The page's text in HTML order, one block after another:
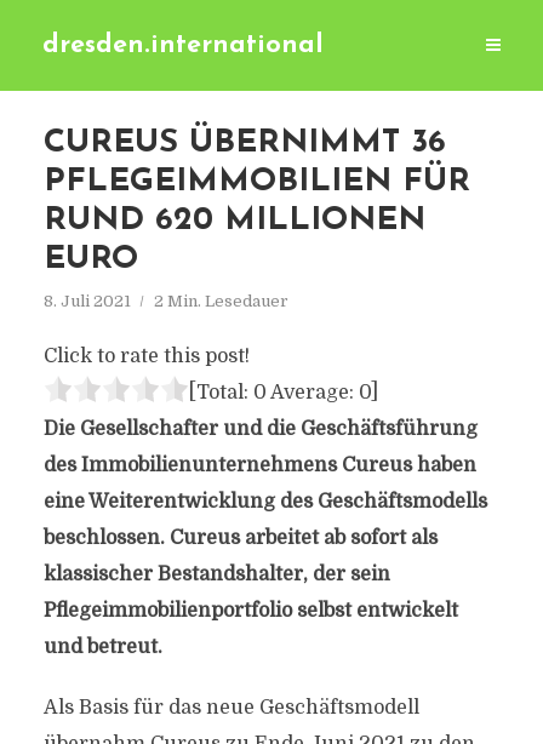
dresden.international
CUREUS ÜBERNIMMT 36
PFLEGEIMMOBILIEN FÜR
RUND 620 MILLIONEN
EURO
8. Juli 2021 2 Min. Lesedauer
Click to rate this post!
[Total: 0 Average: 0]
Die Gesellschafter und die Geschäftsführung
des Immobilienunternehmens Cureus haben
eine Weiterentwicklung des Geschäftsmodells
beschlossen. Cureus arbeitet ab sofort als
klassischer Bestandshalter, der sein
Pflegeimmobilienportfolio selbst entwickelt
und betreut.
Als Basis für das neue Geschäftsmodell